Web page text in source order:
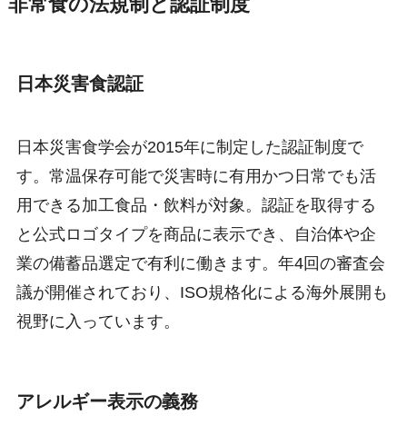
非常食の法規制と認証制度
日本災害食認証
日本災害食学会が2015年に制定した認証制度で
す。常温保存可能で災害時に有用かつ日常でも活
用できる加工食品・飲料が対象。認証を取得する
と公式ロゴタイプを商品に表示でき、自治体や企
業の備蓄品選定で有利に働きます。年4回の審査会
議が開催されており、ISO規格化による海外展開も
視野に入っています。
アレルギー表示の義務